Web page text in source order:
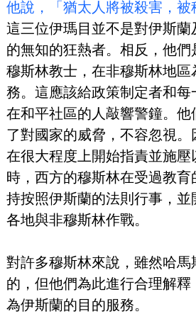
他說，「猶太人將被殺害，被
這三位伊瑪目並不是對伊斯
的無知的狂熱者。相反，他
穆斯林教士，在非穆斯林地區
務。這應該給政策制定者和
在和平社區的人敲響警鐘。
了對國家的威脅，不容忽視
在很大程度上開始指責並施壓
時，西方的穆斯林在受過教
持按照伊斯蘭的法則行事，
各地與非穆斯林作戰。
對許多穆斯林來說，雖然哈馬
的，但他們為此進行合理解
為伊斯蘭的目的服務。